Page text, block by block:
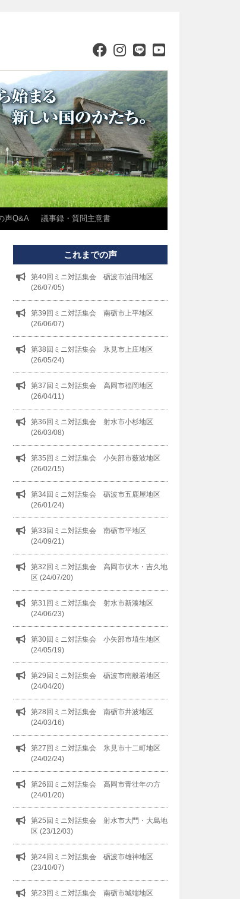
声Q&A 議事録・質問主意書
これまでの声
第40回ミニ対話集会 砺波市油田地区
(26/07/05)
第39回ミニ対話集会 南砺市上平地区
(26/06/07)
第38回ミニ対話集会 氷見市上庄地区
(26/05/24)
第37回ミニ対話集会 高岡市福岡地区
(26/04/11)
第36回ミニ対話集会 射水市小杉地区
(26/03/08)
第35回ミニ対話集会 小矢部市薮波地区
(26/02/15)
第34回ミニ対話集会 砺波市五鹿屋地区
(26/01/24)
第33回ミニ対話集会 南砺市平地区
(24/09/21)
第32回ミニ対話集会 高岡市伏木・吉久地
区 (24/07/20)
第31回ミニ対話集会 射水市新湊地区
(24/06/23)
第30回ミニ対話集会 小矢部市埴生地区
(24/05/19)
第29回ミニ対話集会 砺波市南般若地区
(24/04/20)
第28回ミニ対話集会 南砺市井波地区
(24/03/16)
第27回ミニ対話集会 氷見市十二町地区
(24/02/24)
第26回ミニ対話集会 高岡市青壮年の方
(24/01/20)
第25回ミニ対話集会 射水市大門・大島地
区 (23/12/03)
第24回ミニ対話集会 砺波市雄神地区
(23/10/07)
第23回ミニ対話集会 南砺市城端地区